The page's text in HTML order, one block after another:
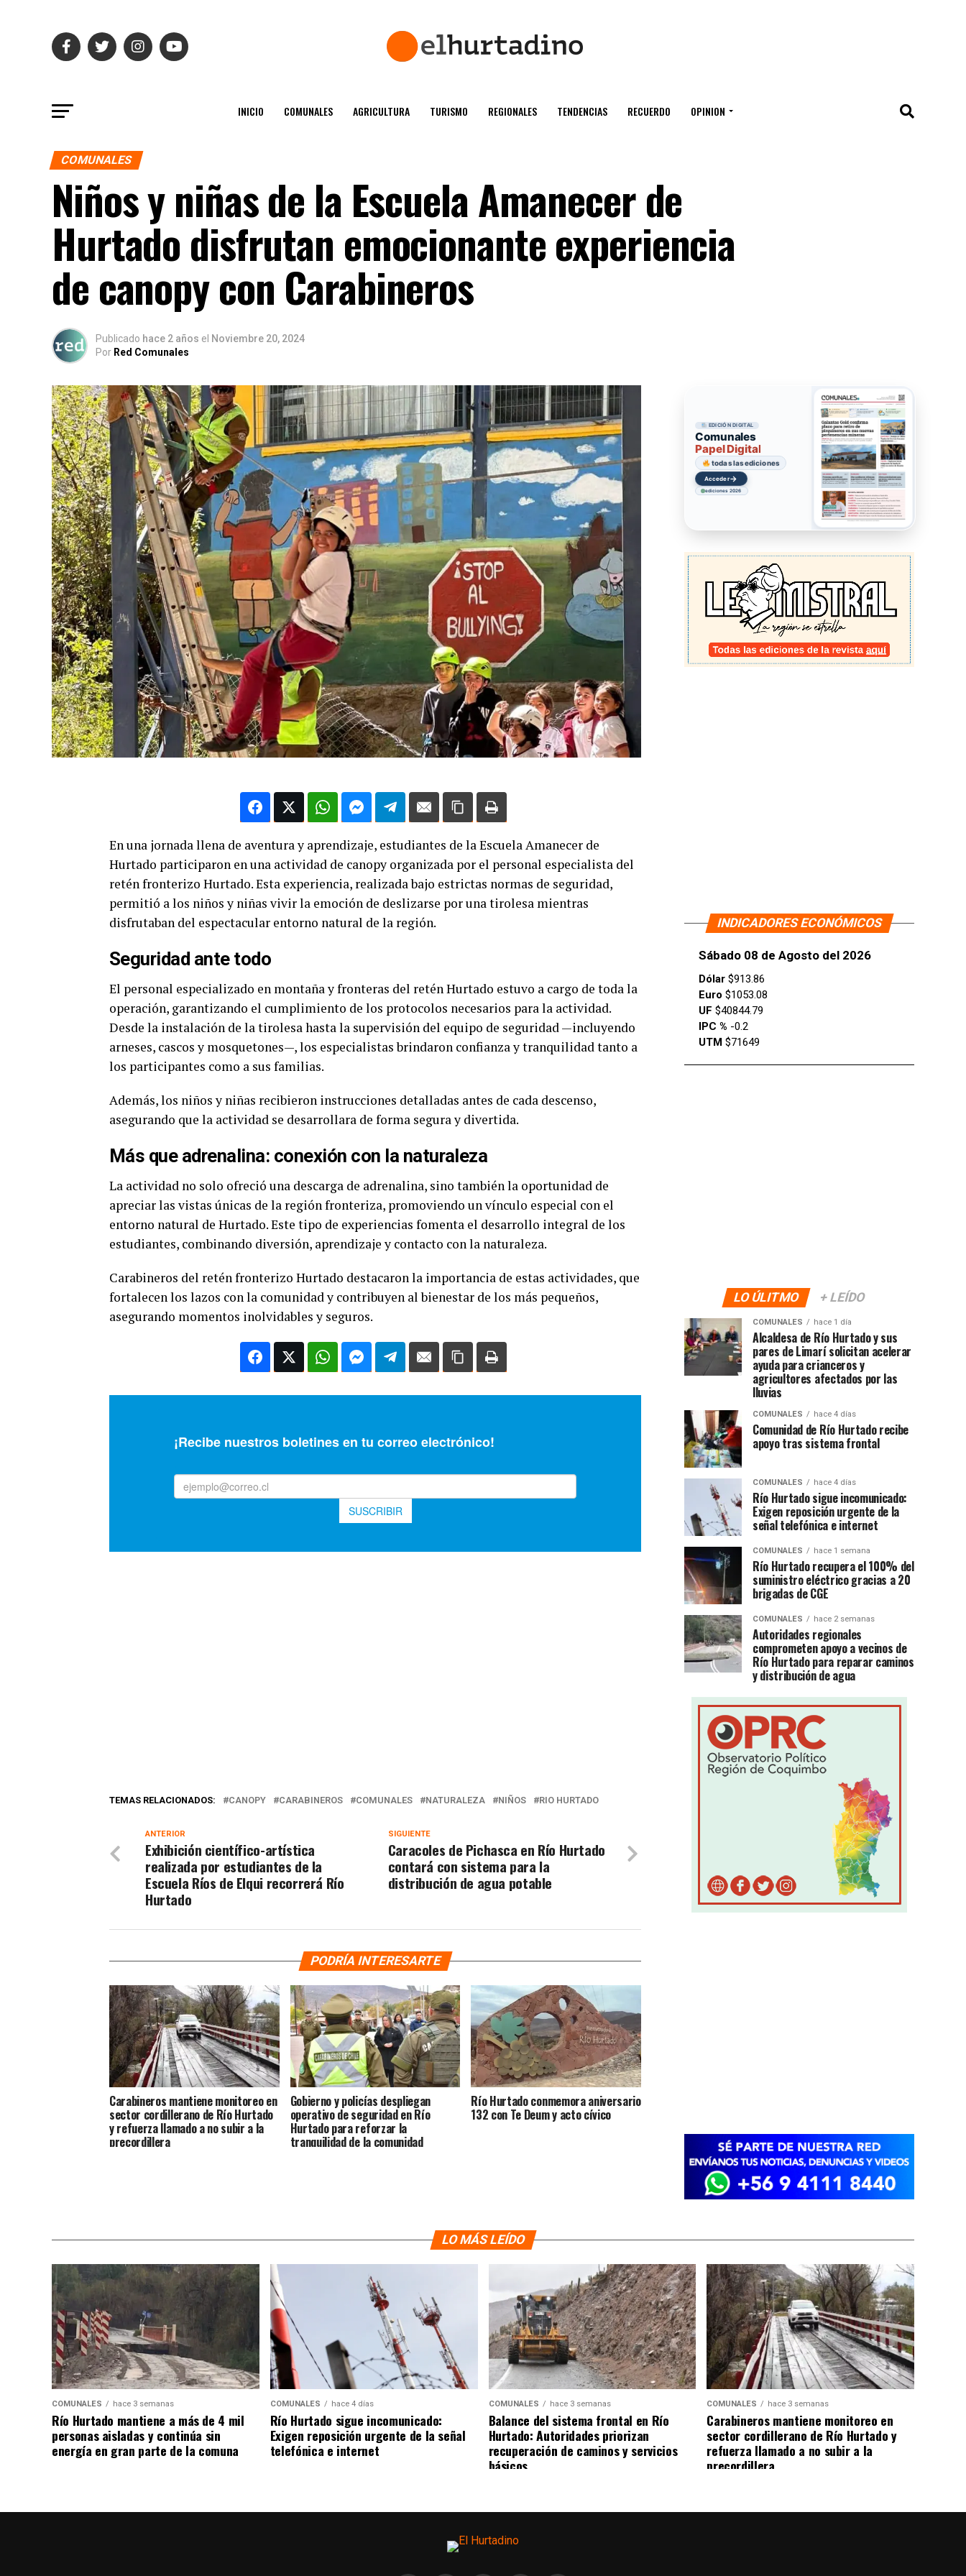
INICIO COMUNALES AGRICULTURA TURISMO REGIONALES TENDENCIAS RECUERDO OPINION
COMUNALES
Niños y niñas de la Escuela Amanecer de
Hurtado disfrutan emocionante experiencia
de canopy con Carabineros
Publicado hace 2 años el Noviembre 20, 2024
Por Red Comunales
En una jornada llena de aventura y aprendizaje, estudiantes de la Escuela Amanecer de
Hurtado participaron en una actividad de canopy organizada por el personal especialista del
retén fronterizo Hurtado. Esta experiencia, realizada bajo estrictas normas de seguridad,
permitió a los niños y niñas vivir la emoción de deslizarse por una tirolesa mientras
disfrutaban del espectacular entorno natural de la región.
Seguridad ante todo
El personal especializado en montaña y fronteras del retén Hurtado estuvo a cargo de toda la
operación, garantizando el cumplimiento de los protocolos necesarios para la actividad.
Desde la instalación de la tirolesa hasta la supervisión del equipo de seguridad —incluyendo
arneses, cascos y mosquetones—, los especialistas brindaron confianza y tranquilidad tanto a
los participantes como a sus familias.
Además, los niños y niñas recibieron instrucciones detalladas antes de cada descenso,
asegurando que la actividad se desarrollara de forma segura y divertida.
Más que adrenalina: conexión con la naturaleza
La actividad no solo ofreció una descarga de adrenalina, sino también la oportunidad de
apreciar las vistas únicas de la región fronteriza, promoviendo un vínculo especial con el
entorno natural de Hurtado. Este tipo de experiencias fomenta el desarrollo integral de los
estudiantes, combinando diversión, aprendizaje y contacto con la naturaleza.
Carabineros del retén fronterizo Hurtado destacaron la importancia de estas actividades, que
fortalecen los lazos con la comunidad y contribuyen al bienestar de los más pequeños,
asegurando momentos inolvidables y seguros.
TEMAS RELACIONADOS: CANOPY CARABINEROS COMUNALES NATURALEZA NIÑOS RIO HURTADO
SIGUIENTE
Caracoles de Pichasca en Río Hurtado
contará con sistema para la
distribución de agua potable
ANTERIOR
Exhibición científico-artística
realizada por estudiantes de la
Escuela Ríos de Elqui recorrerá Río
Hurtado
PODRÍA INTERESARTE
Carabineros mantiene monitoreo en
sector cordillerano de Río Hurtado
y refuerza llamado a no subir a la
precordillera
Gobierno y policías despliegan
operativo de seguridad en Río
Hurtado para reforzar la
tranquilidad de la comunidad
Río Hurtado conmemora aniversario
132 con Te Deum y acto cívico
EDICIÓN DIGITAL
Comunales
Papel Digital
todas las ediciones
Acceder→
ediciones 2026
INDICADORES ECONÓMICOS
Sábado 08 de Agosto del 2026
Dólar $913.86
Euro $1053.08
UF $40844.79
IPC % -0.2
UTM $71649
LO ÚLITMO + LEÍDO
COMUNALES hace 1 día
Alcaldesa de Río Hurtado y sus
pares de Limarí solicitan acelerar
ayuda para crianceros y
agricultores afectados por las
lluvias
COMUNALES hace 4 días
Comunidad de Río Hurtado recibe
apoyo tras sistema frontal
COMUNALES hace 4 días
Río Hurtado sigue incomunicado:
Exigen reposición urgente de la
señal telefónica e internet
COMUNALES hace 1 semana
Río Hurtado recupera el 100% del
suministro eléctrico gracias a 20
brigadas de CGE
COMUNALES hace 2 semanas
Autoridades regionales
comprometen apoyo a vecinos de
Río Hurtado para reparar caminos
y distribución de agua
LO MÁS LEÍDO
COMUNALES hace 3 semanas
Río Hurtado mantiene a más de 4 mil
personas aisladas y continúa sin
energía en gran parte de la comuna
COMUNALES hace 4 días
Río Hurtado sigue incomunicado:
Exigen reposición urgente de la señal
telefónica e internet
COMUNALES hace 3 semanas
Balance del sistema frontal en Río
Hurtado: Autoridades priorizan
recuperación de caminos y servicios
básicos
COMUNALES hace 3 semanas
Carabineros mantiene monitoreo en
sector cordillerano de Río Hurtado y
refuerza llamado a no subir a la
precordillera